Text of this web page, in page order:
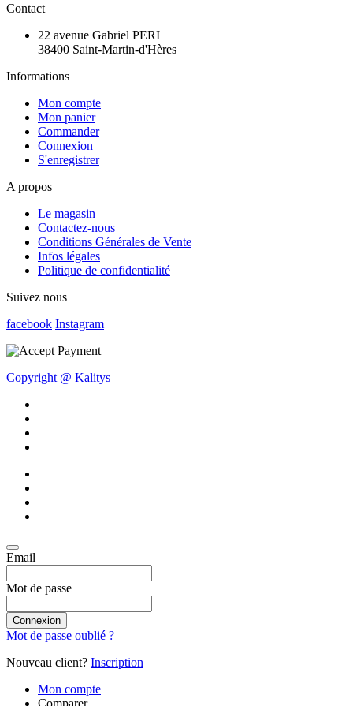
Contact
22 avenue Gabriel PERI
38400 Saint-Martin-d'Hères
Informations
Mon compte
Mon panier
Commander
Connexion
S'enregistrer
A propos
Le magasin
Contactez-nous
Conditions Générales de Vente
Infos légales
Politique de confidentialité
Suivez nous
facebook Instagram
Copyright @ Kalitys
Email
Mot de passe
Connexion
Mot de passe oublié ?
Nouveau client? Inscription
Mon compte
Comparer